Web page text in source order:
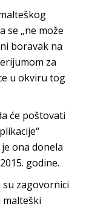
se „ne može
boravak na
za
u okviru tog
će poštovati
ona donela
godine.
su zagovornici